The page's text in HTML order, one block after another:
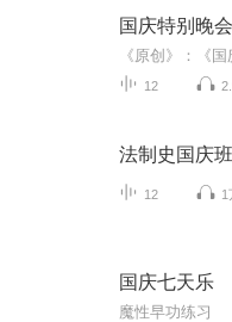
国庆特别晚会
12
法制史国庆班
12 1
国庆七天乐
魔性早功练习